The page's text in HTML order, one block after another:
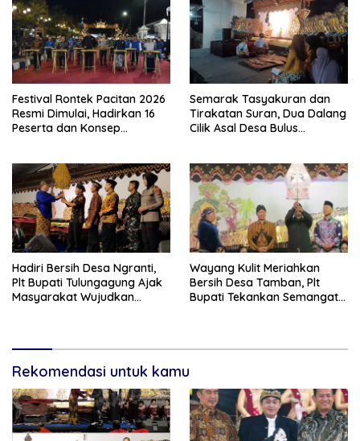
Festival Rontek Pacitan 2026
Resmi Dimulai, Hadirkan 16
Peserta dan Konsep
Semarak Tasyakuran dan
Tirakatan Suran, Dua Dalang
Cilik Asal Desa Bulus
Winisuda”
Hadiri Bersih Desa Ngranti,
Plt Bupati Tulungagung Ajak
Masyarakat Wujudkan
Wayang Kulit Meriahkan
Bersih Desa Tamban, Plt
Bupati Tekankan Semangat
Rekomendasi untuk kamu